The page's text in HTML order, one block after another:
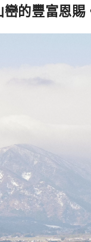
的豐富恩賜